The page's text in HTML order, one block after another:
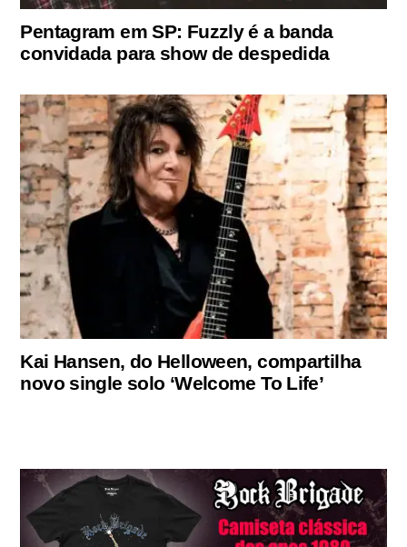
Pentagram em SP: Fuzzly é a banda
convidada para show de despedida
Kai Hansen, do Helloween, compartilha
novo single solo ‘Welcome To Life’